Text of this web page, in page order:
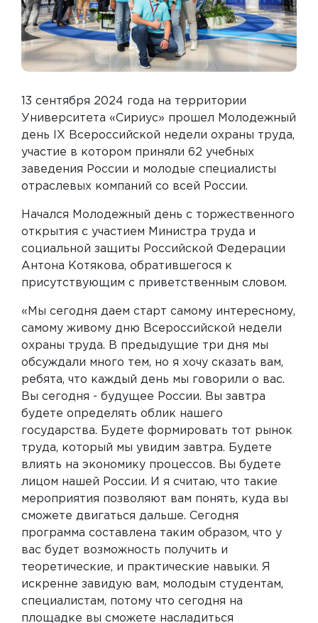
13 сентября 2024 года на территории
Университета «Сириус» прошел Молодежный
день IX Всероссийской недели охраны труда,
участие в котором приняли 62 учебных
заведения России и молодые специалисты
отраслевых компаний со всей России.
Начался Молодежный день с торжественного
открытия с участием Министра труда и
социальной защиты Российской Федерации
Антона Котякова, обратившегося к
присутствующим с приветственным словом.
«Мы сегодня даем старт самому интересному,
самому живому дню Всероссийской недели
охраны труда. В предыдущие три дня мы
обсуждали много тем, но я хочу сказать вам,
ребята, что каждый день мы говорили о вас.
Вы сегодня - будущее России. Вы завтра
будете определять облик нашего
государства. Будете формировать тот рынок
труда, который мы увидим завтра. Будете
влиять на экономику процессов. Вы будете
лицом нашей России. И я считаю, что такие
мероприятия позволяют вам понять, куда вы
сможете двигаться дальше. Сегодня
программа составлена таким образом, что у
вас будет возможность получить и
теоретические, и практические навыки. Я
искренне завидую вам, молодым студентам,
специалистам, потому что сегодня на
площадке вы сможете насладиться